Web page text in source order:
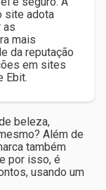
site adota
as
mais
da reputação
em sites
Ebit.
beleza,
Além de
também
por isso, é
usando um